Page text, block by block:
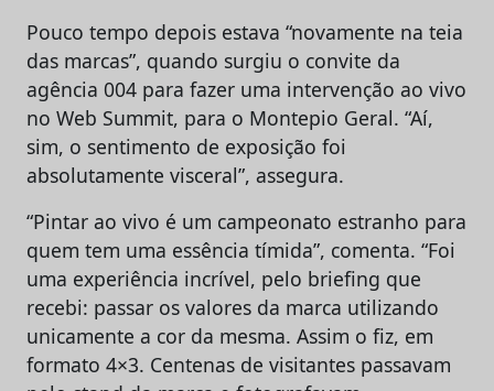
Pouco tempo depois estava “novamente na teia
das marcas”, quando surgiu o convite da
agência 004 para fazer uma intervenção ao vivo
no Web Summit, para o Montepio Geral. “Aí,
sim, o sentimento de exposição foi
absolutamente visceral”, assegura.
“Pintar ao vivo é um campeonato estranho para
quem tem uma essência tímida”, comenta. “Foi
uma experiência incrível, pelo briefing que
recebi: passar os valores da marca utilizando
unicamente a cor da mesma. Assim o fiz, em
formato 4×3. Centenas de visitantes passavam